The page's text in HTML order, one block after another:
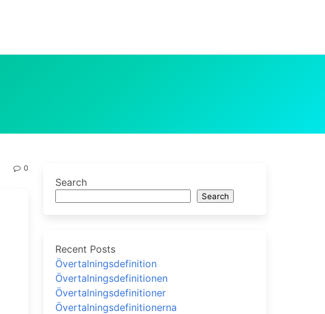
0
Search
Search
Recent Posts
Övertalningsdefinition
Övertalningsdefinitionen
Övertalningsdefinitioner
Övertalningsdefinitionerna